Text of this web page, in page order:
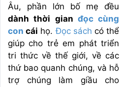
Âu, phần lớn bố mẹ đều
dành thời gian đọc cùng
con cái họ.Đọc sách có thể
giúp cho trẻ em phát triển
tri thức về thế giới, về các
thứ bao quanh chúng, và hỗ
trợ chúng làm giầu cho